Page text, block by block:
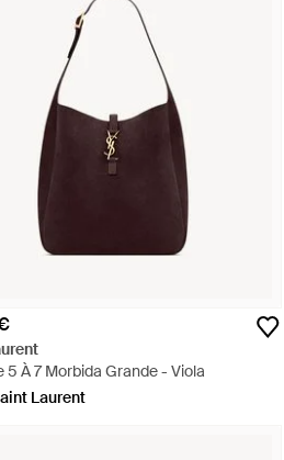
5 À 7 Morbida Grande - Viola
Laurent